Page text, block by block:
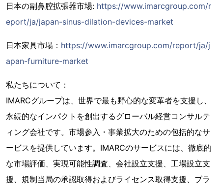
日本の副鼻腔拡張器市場: https://www.imarcgroup.com/r
eport/ja/japan-sinus-dilation-devices-market
日本家具市場： https://www.imarcgroup.com/report/ja/j
apan-furniture-market
私たちについて：
IMARCグループは、世界で最も野心的な変革者を支援し、
永続的なインパクトを創出するグローバル経営コンサルテ
ィング会社です。市場参入・事業拡大のための包括的なサ
ービスを提供しています。IMARCのサービスには、徹底的
な市場評価、実現可能性調査、会社設立支援、工場設立支
援、規制当局の承認取得およびライセンス取得支援、ブラ